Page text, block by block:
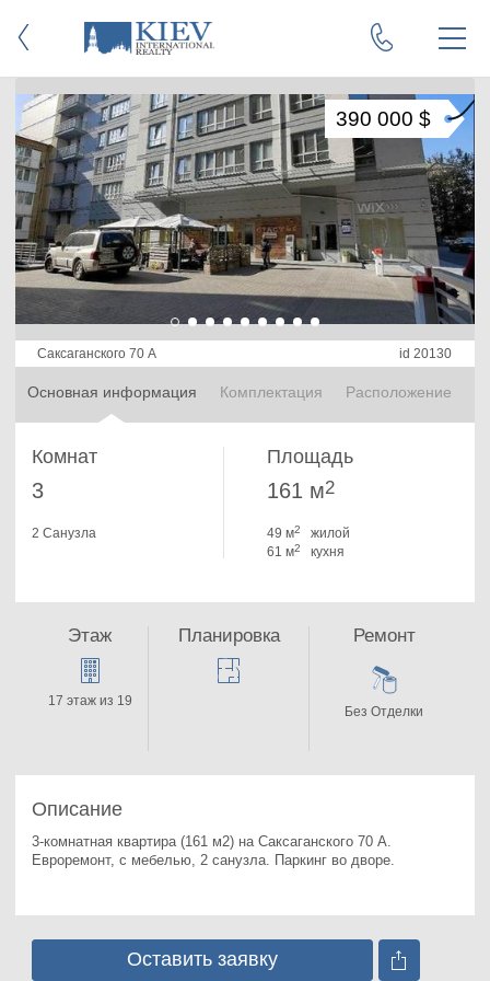
Саксаганского 70 А id 20130
Основная информация Комплектация Расположение
390 000 $
Комнат
3
2 Санузла
Площадь
161 м2
49 м2
жилой
61 м2 кухня
Описание
Евроремонт, с мебелью, 2 санузла. Паркинг во дворе.
Этаж
17 этаж из 19
Планировка Ремонт
Без Отделки
Оставить заявку